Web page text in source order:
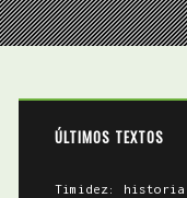
ÚLTIMOS TEXTOS
Timidez: historia